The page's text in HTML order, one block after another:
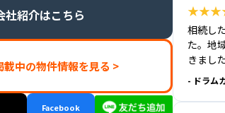
社紹介はこちら
載中の物件情報を見る >
Facebook
相続し
た。地
きました
- ドラム